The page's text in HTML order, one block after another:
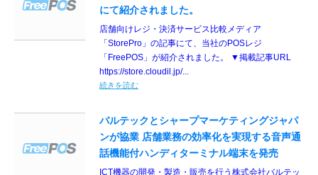
にて紹介されました。
店舗向けレジ・決済サービス比較メディア
「StorePro」の記事にて、当社のPOSレジ
「FreePOS」が紹介されました。 ▼掲載記事URL
https://store.cloudil.jp/...
続きを読む
バルテックとシャープマーケティングジャパ
ンが協業 店舗業務の効率化を実現する音声通
話機能付ハンディターミナル端末を発売
ICT機器の開発・製造・販売を行う株式会社バルテッ